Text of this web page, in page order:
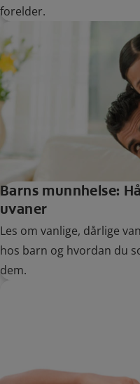
forelder.
Barns munnhelse:
uvaner
Les om vanlige, dårlige
hos barn og hvordan du
dem.